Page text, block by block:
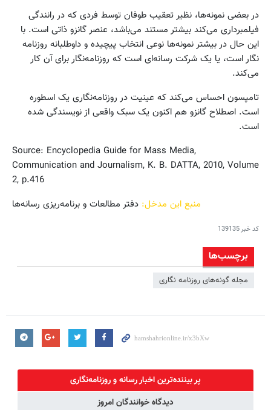
در بعضی نمونه‌ها، نظیر تعقیب طوفان توسط فردی که در رانندگی
فیلمبرداری می‌کند بیشتر مستند می‌باشد، عنصر گانزو ذاتی است. با
این حال در بیشتر نمونه‌ها نوعی انتخاب پیچیده و داوطلبانه روزنامه
نگار است، یا یک شرکت رسانه‌ای است که روزنامه‌نگار برای آن کار
می‌کند.
تامپسون احساس می‌کند که عینیت در روزنامه‌نگاری یک اسطوره
است. اصطلاح گانزو هم اکنون یک سبک واقعی از نویسندگی شده
است.
Source: Encyclopedia Guide for Mass Media,
Communication and Journalism, K. B. DATTA, 2010, Volume
2, p.416
منبع این مدخل: دفتر مطالعات و برنامه‌ریزی رسانه‌ها
کد خبر139135
برچسب‌ها
مجله گونه‌های روزنامه نگاری
پر بیننده‌ترین اخبار رسانه و روزنامه‌نگاری
دیدگاه خوانندگان امروز